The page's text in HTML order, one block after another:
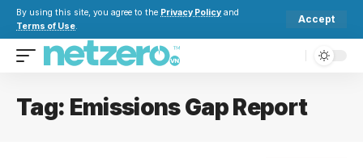
By using this site, you agree to the Privacy Policy and
Terms of Use.
Accept
Tag: Emissions Gap Report